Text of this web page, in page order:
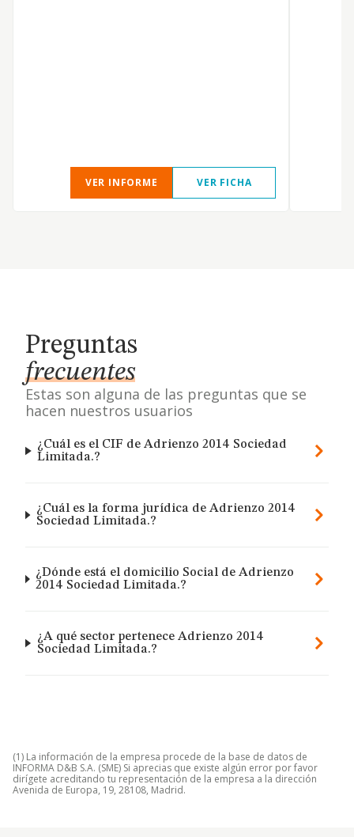
VER INFORME VER FICHA
Preguntas
frecuentes
Estas son alguna de las preguntas que se
hacen nuestros usuarios
¿Cuál es el CIF de Adrienzo 2014 Sociedad
Limitada.?
¿Cuál es la forma jurídica de Adrienzo 2014
Sociedad Limitada.?
¿Dónde está el domicilio Social de Adrienzo
2014 Sociedad Limitada.?
¿A qué sector pertenece Adrienzo 2014
Sociedad Limitada.?
(1) La información de la empresa procede de la base de datos de
INFORMA D&B S.A. (SME) Si aprecias que existe algún error por favor
dirígete acreditando tu representación de la empresa a la dirección
Avenida de Europa, 19, 28108, Madrid.